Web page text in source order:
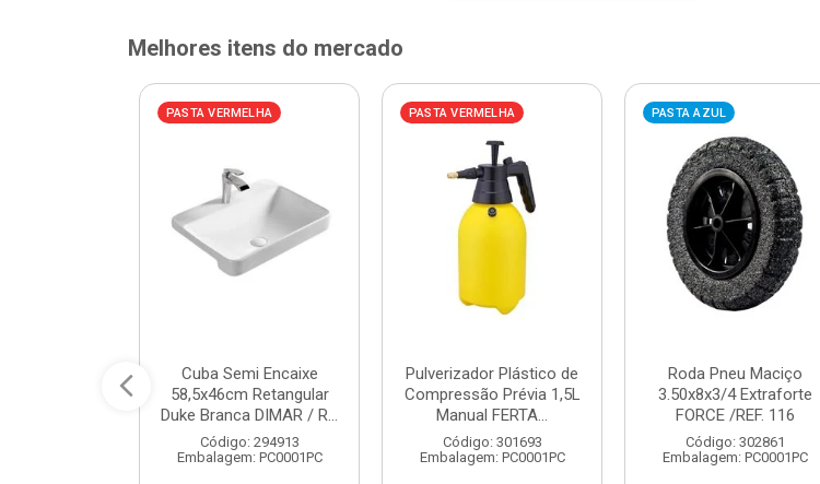
Melhores itens do mercado
PASTA VERMELHA
Cuba Semi Encaixe
58,5x46cm Retangular
Duke Branca DIMAR / R...
Código: 294913
Embalagem: PC0001PC
PASTA VERMELHA
Pulverizador Plástico de
Compressão Prévia 1,5L
Manual FERTA...
Código: 301693
Embalagem: PC0001PC
PASTA AZUL
Roda Pneu Maciço
3.50x8x3/4 Extraforte
FORCE /REF. 116
Código: 302861
Embalagem: PC0001PC